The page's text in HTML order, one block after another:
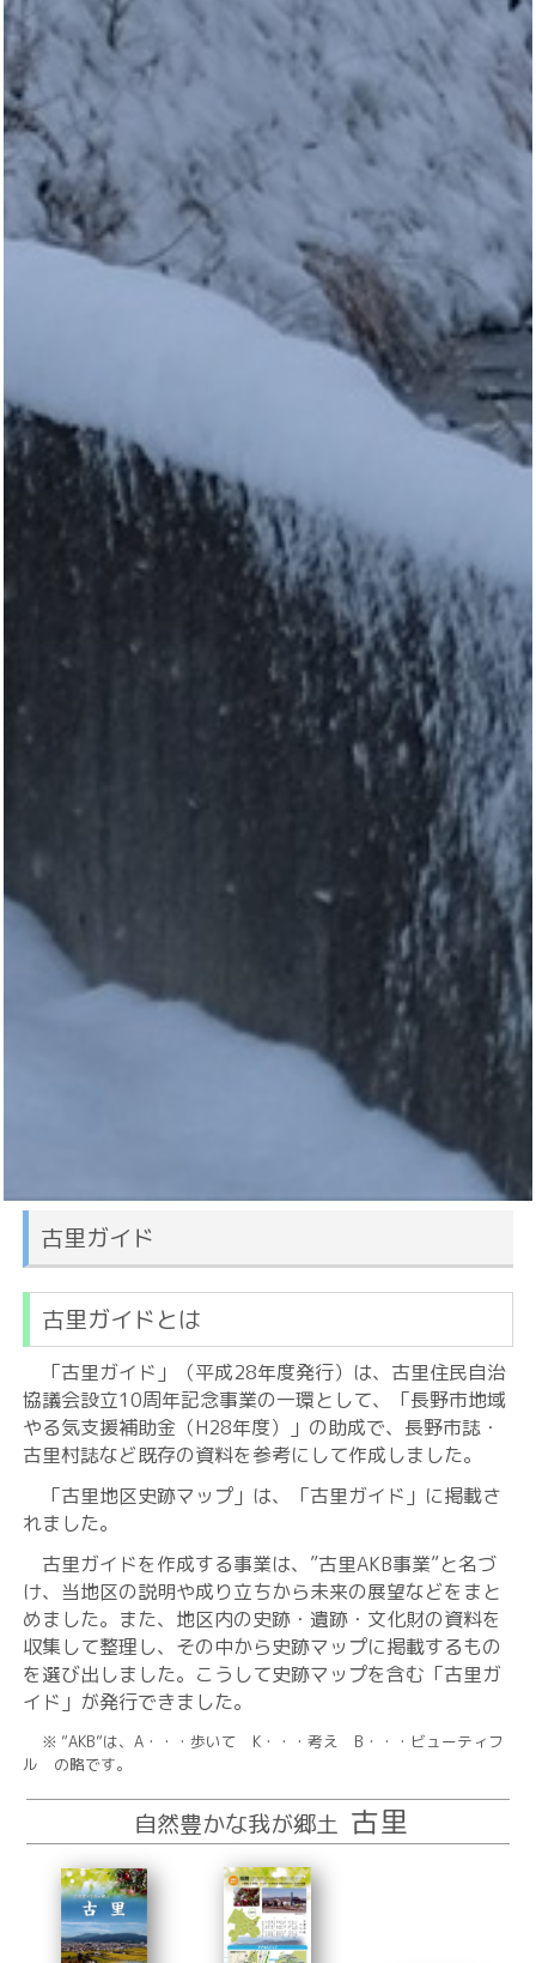
古里ガイド
古里ガイドとは
「古里ガイド」（平成28年度発行）は、古里住民自治
協議会設立10周年記念事業の一環として、「長野市地域
やる気支援補助金（H28年度）」の助成で、長野市誌・
古里村誌など既存の資料を参考にして作成しました。
「古里地区史跡マップ」は、「古里ガイド」に掲載さ
れました。
古里ガイドを作成する事業は、”古里AKB事業”と名づ
け、当地区の説明や成り立ちから未来の展望などをまと
めました。また、地区内の史跡・遺跡・文化財の資料を
収集して整理し、その中から史跡マップに掲載するもの
を選び出しました。こうして史跡マップを含む「古里ガ
イド」が発行できました。
※ ”AKB”は、A・・・歩いて K・・・考え B・・・ビューティフ
ル の略です。
自然豊かな我が郷土 古里